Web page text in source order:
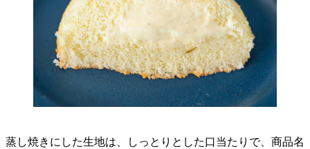
蒸し焼きにした生地は、しっとりとした口当たりで、商品名